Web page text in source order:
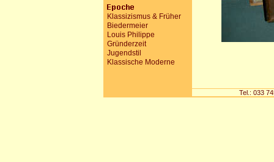
Klassizismus & Früher
Biedermeier
Louis Philippe
Gründerzeit
Jugendstil
Klassische Moderne
Tel.: 033